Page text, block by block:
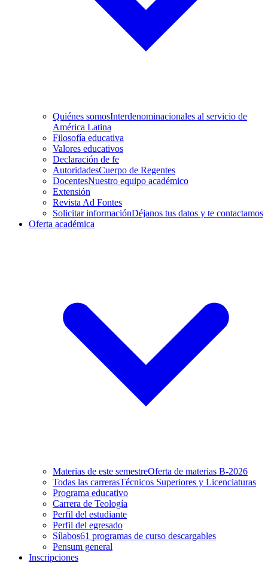
Quiénes somosInterdenominacionales al servicio de
América Latina
Filosofía educativa
Valores educativos
Declaración de fe
AutoridadesCuerpo de Regentes
DocentesNuestro equipo académico
Extensión
Revista Ad Fontes
Solicitar informaciónDéjanos tus datos y te contactamos
Oferta académica
Materias de este semestreOferta de materias B-2026
Todas las carrerasTécnicos Superiores y Licenciaturas
Programa educativo
Carrera de Teología
Perfil del estudiante
Perfil del egresado
Sílabos61 programas de curso descargables
Pensum general
Inscripciones